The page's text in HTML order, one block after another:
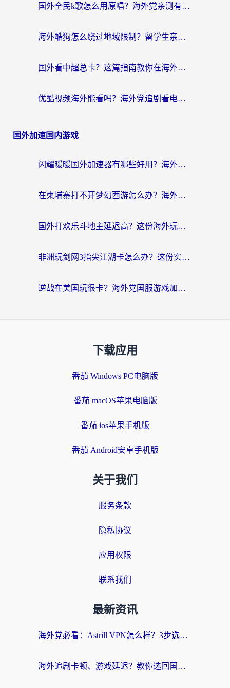
国外全民k歌怎么用原唱？海外党亲测有效的回国加速解决方案
海外酷狗怎么绕过地域限制？留学生亲测有效的回国加速器选择指南
国外看中超总卡？这篇指南教你在海外流畅看体育赛事+中文解说（附避坑技巧）
优酷视频海外能看吗？海外党追剧看电影的终极解决方案来了
国外加速国内游戏
闪耀暖暖国外加速器有哪些好用？海外党亲测的国服游戏加速终极指南
在柬埔寨打不开梦幻西游怎么办？海外玩家国服游戏加速终极指南
国外打欢乐斗地主延迟高？这份海外玩家国服游戏加速指南帮你解决卡顿烦恼
非洲玩剑网3指尖江湖卡怎么办？这份实测有效的国服游戏加速指南请收好
逆战在美国玩很卡？海外党国服游戏加速终极指南（附DNF宝可梦加速技巧）
下载应用
番茄 Windows PC电脑版
番茄 macOS苹果电脑版
番茄 ios苹果手机版
番茄 Android安卓手机版
关于我们
服务条款
隐私协议
应用权限
联系我们
最新资讯
海外党必看：Astrill VPN怎么样？3步选对回国加速器实现无缝刷剧玩游戏
海外追剧卡顿、游戏延迟？教你选回国加速器，附免费加速器试用一小时福利